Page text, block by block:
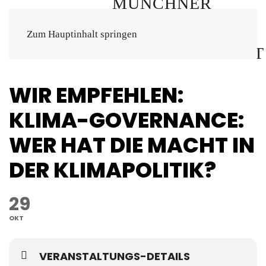
Zum Hauptinhalt springen
WIR EMPFEHLEN:
KLIMA-GOVERNANCE:
WER HAT DIE MACHT IN
DER KLIMAPOLITIK?
29
OKT
VERANSTALTUNGS-DETAILS